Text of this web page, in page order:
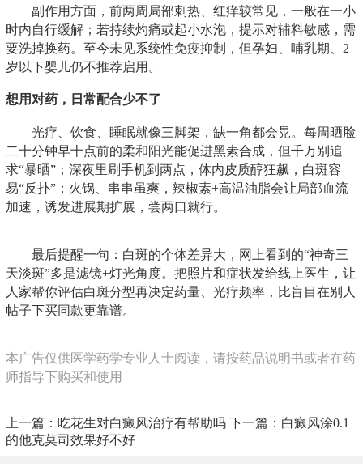
副作用方面，前两周局部刺热、红痒较常见，一般在一小
时内自行缓解；若持续灼痛或起小水泡，提示对辅料敏感，需
要洗掉换药。至今未见系统性免疫抑制，但孕妇、哺乳期、2
岁以下婴儿仍不推荐启用。
想用对药，日常配合少不了
光疗、饮食、睡眠就像三脚架，缺一角都会晃。每周晒脸
二十分钟早十点前的柔和阳光能促进黑素合成，但千万别追
求“暴晒”；深夜里刷手机到两点，体内皮质醇狂飙，白斑容
易“反扑”；火锅、串串虽爽，辣椒素+高温油脂会让局部血流
加速，诱发进展期扩展，尝两口就行。
最后提醒一句：白斑的个体差异大，网上看到的“神奇三
天淡斑”多是滤镜+灯光角度。把照片和症状发给线上医生，让
人家帮你评估白斑分型再决定药量、光疗频率，比盲目在别人
帖子下买同款更靠谱。
本广告仅供医学药学专业人士阅读，请按药品说明书或者在药
师指导下购买和使用
上一篇： 吃花生对白癜风治疗有帮助吗 下一篇： 白癜风涂0.1
的他克莫司效果好不好